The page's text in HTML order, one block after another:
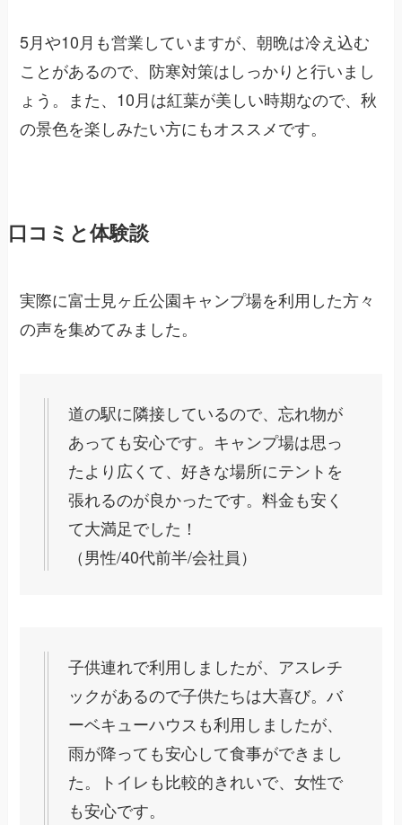
5月や10月も営業していますが、朝晩は冷え込む
ことがあるので、防寒対策はしっかりと行いまし
ょう。また、10月は紅葉が美しい時期なので、秋
の景色を楽しみたい方にもオススメです。
口コミと体験談
実際に富士見ヶ丘公園キャンプ場を利用した方々
の声を集めてみました。
道の駅に隣接しているので、忘れ物が
あっても安心です。キャンプ場は思っ
たより広くて、好きな場所にテントを
張れるのが良かったです。料金も安く
て大満足でした！
（男性/40代前半/会社員）
子供連れで利用しましたが、アスレチ
ックがあるので子供たちは大喜び。バ
ーベキューハウスも利用しましたが、
雨が降っても安心して食事ができまし
た。トイレも比較的きれいで、女性で
も安心です。